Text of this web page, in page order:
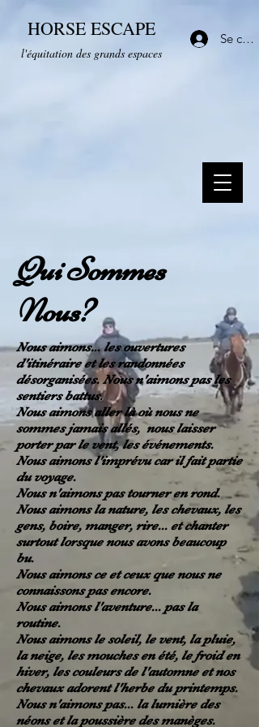
HORSE ESCAPE
l'équitation des grands espaces
Se
Qui Sommes
Nous?
Nous aimons... les ouvertures
d'itinéraire et les randonnées
désorganisées. Nous n'aimons pas les
sentiers battus.
Nous aimons aller là où nous ne
sommes jamais allés, nous laisser
porter par le vent, les événements.
Nous aimons l'imprévu car il fait partie
du voyage.
Nous n'aimons pas tourner en rond.
Nous aimons la nature, les chevaux, les
gens, boire, manger, rire... et chanter
surtout lorsque nous avons beaucoup
bu.
Nous aimons ce et ceux que nous ne
connaissons pas encore.
Nous aimons l'aventure... pas la
routine.
Nous aimons le soleil, le vent, la pluie,
la neige, les mouches en été, le froid en
hiver, les couleurs de l'automne et nos
chevaux adorent l'herbe du printemps.
Nous n'aimons pas... la lumière des
néons et la poussière des manèges.